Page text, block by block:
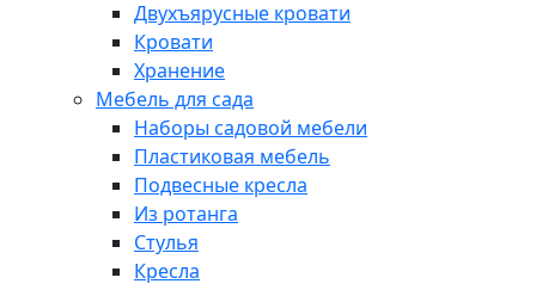
Двухъярусные кровати
Кровати
Хранение
Мебель для сада
Наборы садовой мебели
Пластиковая мебель
Подвесные кресла
Из ротанга
Стулья
Кресла